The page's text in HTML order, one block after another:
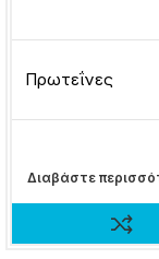
Πρωτεΐνες
Διαβάστε